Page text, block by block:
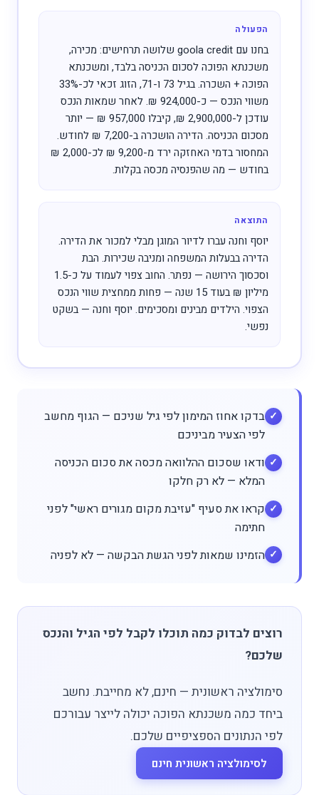
הפעולה
בחנו עם goola credit שלושה תרחישים: מכירה,
משכנתא הפוכה לסכום הכניסה בלבד, ומשכנתא
הפוכה + השכרה. בגיל 73 ו-71, הזוג זכאי לכ-33%
משווי הנכס — כ-924,000 ₪. לאחר שמאות הנכס
עודכן ל-2,900,000 ₪, קיבלו 957,000 ₪ — יותר
מסכום הכניסה. הדירה הושכרה ב-7,200 ₪ לחודש.
המחסור בדמי האחזקה ירד מ-9,200 ₪ לכ-2,000 ₪
בחודש — מה שהפנסיה מכסה בקלות.
התוצאה
יוסף וחנה עברו לדיור המוגן מבלי למכור את הדירה.
הדירה בבעלות המשפחה ומניבה שכירות. הבת
וסכסוך הירושה — נפתר. החוב צפוי לעמוד על כ-1.5
מיליון ₪ בעוד 15 שנה — פחות ממחצית שווי הנכס
הצפוי. הילדים מבינים ומסכימים. יוסף וחנה — בשקט
נפשי.
בדקו אחוז המימון לפי גיל שניכם — הגוף מחשב
לפי הצעיר מביניכם
ודאו שסכום ההלוואה מכסה את סכום הכניסה
המלא — לא רק חלקו
קראו את סעיף "עזיבת מקום מגורים ראשי" לפני
חתימה
הזמינו שמאות לפני הגשת הבקשה — לא לפניה
רוצים לבדוק כמה תוכלו לקבל לפי הגיל והנכס
שלכם?
סימולציה ראשונית — חינם, לא מחייבת. נחשב
ביחד כמה משכנתא הפוכה יכולה לייצר עבורכם
לפי הנתונים הספציפיים שלכם.
לסימולציה ראשונית חינם